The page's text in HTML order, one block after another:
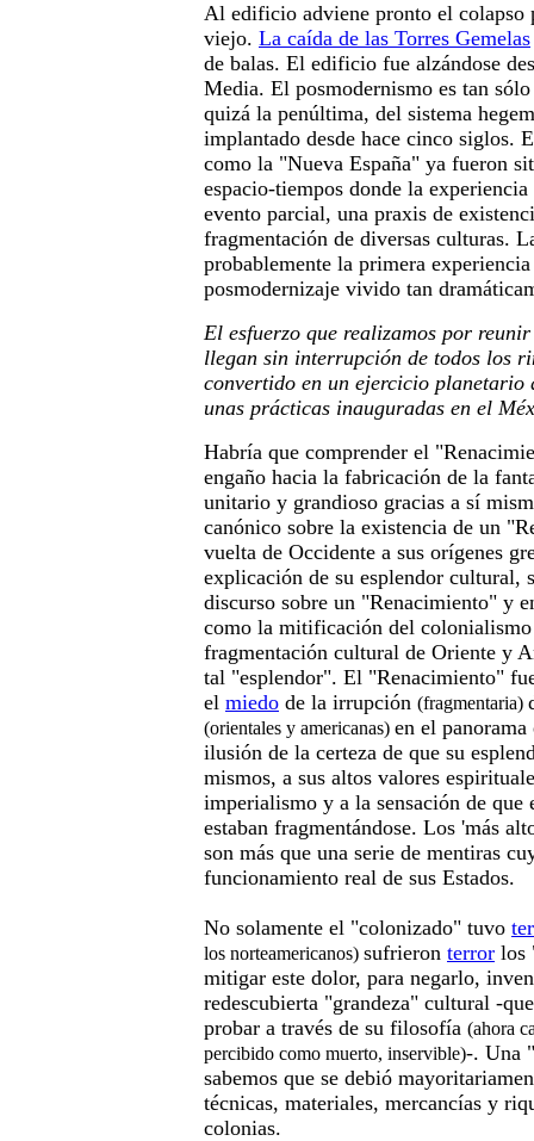
Al edificio adviene pronto el colapso
viejo. La caída de las Torres Gemelas
de balas. El edificio fue alzándose
Media. El posmodernismo es tan
quizá la penúltima, del sistema
implantado desde hace cinco siglos.
como la "Nueva España" ya fueron
espacio-tiempos donde la
evento parcial, una praxis de
fragmentación de diversas culturas.
probablemente la primera
posmodernizaje vivido tan
El esfuerzo que realizamos por
llegan sin interrupción de todos los
convertido en un ejercicio planetario
unas prácticas inauguradas en el
Habría que comprender el
engaño hacia la fabricación de la
unitario y grandioso gracias a sí
canónico sobre la existencia de un
vuelta de Occidente a sus orígenes
explicación de su esplendor cultural,
discurso sobre un "Renacimiento" y
como la mitificación del colonialismo
fragmentación cultural de Oriente y
tal "esplendor". El "Renacimiento"
el miedo de la irrupción (fragmentaria)
(orientales y americanas) en el
ilusión de la certeza de que su
mismos, a sus altos valores
imperialismo y a la sensación de que
estaban fragmentándose. Los 'más
son más que una serie de mentiras
funcionamiento real de sus Estados.
No solamente el "colonizado" tuvo
los norteamericanos) sufrieron terror los
mitigar este dolor, para negarlo,
redescubierta "grandeza" cultural -
probar a través de su filosofía (ahora
percibido como muerto, inservible)-. Una
sabemos que se debió
técnicas, materiales, mercancías y
colonias.